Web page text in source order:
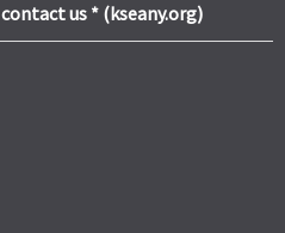
contact us * (kseany.org)